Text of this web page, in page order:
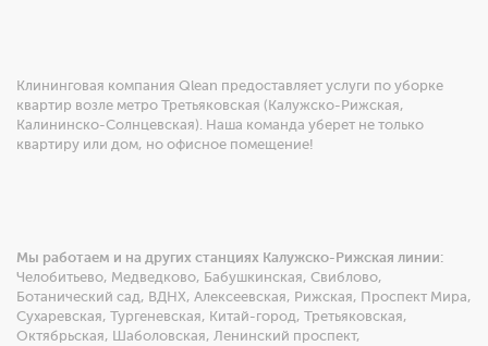
Клининговая компания Qlean предоставляет услуги по уборке
квартир возле метро Третьяковская (Калужско-Рижская,
Калининско-Солнцевская). Наша команда уберет не только
квартиру или дом, но офисное помещение!
Мы работаем и на других станциях Калужско-Рижская линии:
Челобитьево, Медведково, Бабушкинская, Свиблово,
Ботанический сад, ВДНХ, Алексеевская, Рижская, Проспект Мира,
Сухаревская, Тургеневская, Китай-город, Третьяковская,
Октябрьская, Шаболовская, Ленинский проспект,